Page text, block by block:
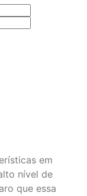
em
nível de
que essa